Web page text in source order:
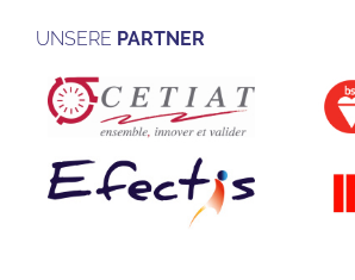
UNSERE PARTNER